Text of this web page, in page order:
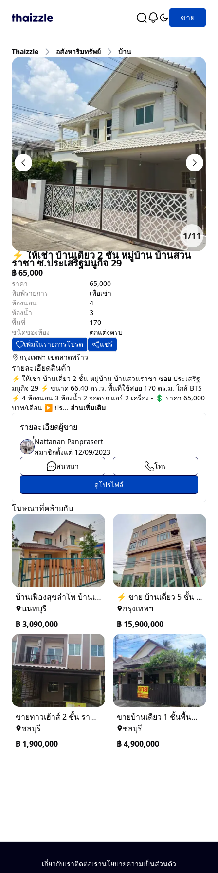
ขาย
Thaizzle อสังหาริมทรัพย์ บ้าน
1/11
⚡ ให้เช่า บ้านเดี่ยว 2 ชั้น หมู่บ้าน บ้านสวน
ราชา ซ.ประเสริฐมนูกิจ 29
฿65,000
ราคา
65,000
พิมพ์รายการ
เพื่อเช่า
ห้องนอน
4
ห้องน้ำ
3
พื้นที่
170
ชนิดของห้อง
ตกแต่งครบ
เพิ่มในรายการโปรด
แชร์
กรุงเทพฯ เขตลาดพร้าว
รายละเอียดสินค้า
⚡ ให้เช่า บ้านเดี่ยว 2 ชั้น หมู่บ้าน บ้านสวนราชา ซอย ประเสริฐ
มนูกิจ 29 ⚡ ขนาด 66.40 ตร.ว. พื้นที่ใช้สอย 170 ตร.ม. ใกล้ BTS
⚡ 4 ห้องนอน 3 ห้องน้ำ 2 จอดรถ แอร์ 2 เครื่อง - 💲 ราคา 65,000
บาท/เดือน ▶️ ปร... อ่านเพิ่มเติม
รายละเอียดผู้ขาย
์์Nattanan Panprasert
สมาชิกตั้งแต่ 12/09/2023
สนทนา
โทร
ดูโปรไฟล์
โฆษณาที่คล้ายกัน
บ้านเฟื่องสุขลำโพ บ้านเดี่ยวสร้างใหม่ บางบัวทอง
นนทบุรี
฿3,090,000
⚡ ขาย บ้านเดี่ยว 5 ชั้น ซอย ประชาชื่น 14 ใกล้ BTS
กรุงเทพฯ
฿ 15,900,000
ขายทาวเฮ้าส์ 2 ชั้น ราคา 1.9 ล้านบาท ที่อยู่ ศรีราชา ชลบุรี
ชลบุรี
฿ 1,900,000
ขายบ้านเดียว 1 ชั้นพื้นที่ 102 ตรว บางละมุง ชลบุรี
ชลบุรี
฿4,900,000
เกี่ยวกับเราติดต่อเรานโยบายความเป็นส่วนตัว